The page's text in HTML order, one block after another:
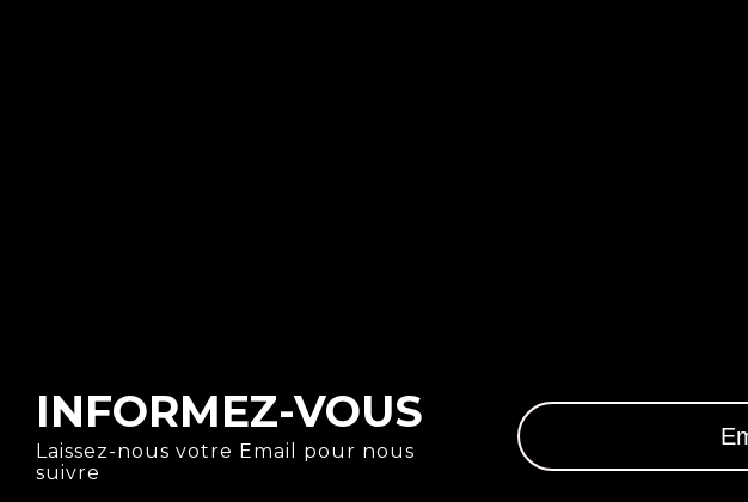
INFORMEZ-VOUS
Laissez-nous votre Email pour nous
suivre